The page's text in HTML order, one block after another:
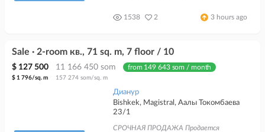
1538 2 3 hours ago
Sale · 2-room кв., 71 sq. m, 7 floor / 10
$ 127 500 11 166 450 som from 149 643 som / month
$ 1 796/sq. m 157 274 som/sq. m
Дианур
Bishkek, Magistral, Аалы Токомбаева
23/1
СРОЧНАЯ ПРОДАЖА Продается